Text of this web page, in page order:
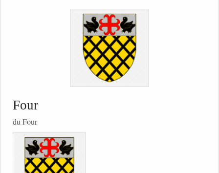
Four
du Four